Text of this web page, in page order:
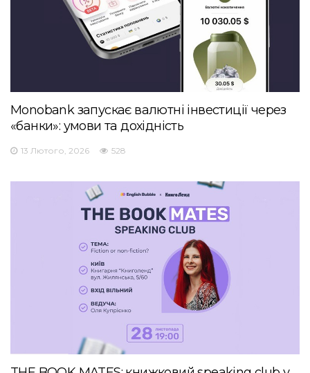
Monobank запускає валютні інвестиції через
«банки»: умови та дохідність
13 Лютого, 2026 528